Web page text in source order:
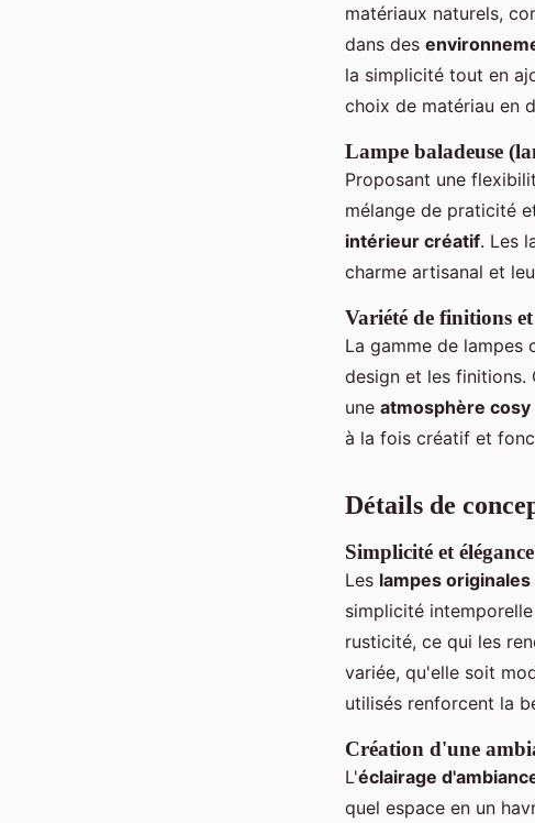
matériaux naturels,
dans des
la simplicité tout en
choix de matériau en
Lampe baladeuse
Proposant une
mélange de praticité
intérieur créatif. Les
charme artisanal et
Variété de finitions
La gamme de
design et les finitions.
une atmosphère cosy
à la fois créatif et
Détails de
Simplicité et
Les lampes originales
simplicité
rusticité, ce qui les
variée, qu'elle soit
utilisés renforcent la
Création d'une
L'éclairage
quel espace en un